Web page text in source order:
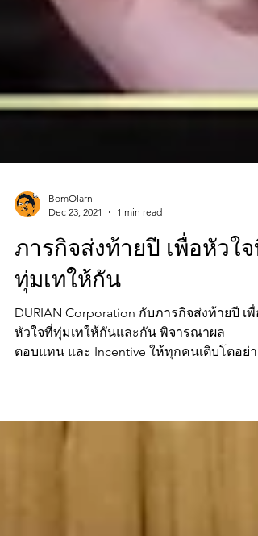
Dec 23, 2021
1 min read
ภารกิจส่งท้ายปี เพื่อหัวใจที่
ทุ่มเทให้กัน
DURIAN Corporation กับภารกิจส่งท้ายปี เพื่อ
หัวใจที่ทุ่มเทให้กันและกัน พิจารณาผล
พลังร่วมกัน